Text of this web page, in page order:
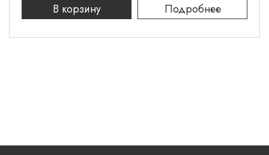
В корзину
Подробнее